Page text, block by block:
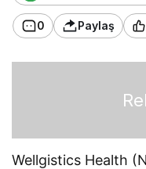
0 Paylaş
Wellgistics Health